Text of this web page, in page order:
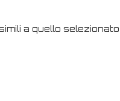
a quello selezionato